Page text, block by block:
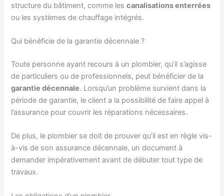
structure du bâtiment, comme lescanalisations enterrées
ou les systèmes de chauffage intégrés.
Qui bénéficie de la garantie décennale ?
Toute personne ayant recours à un plombier, qu’il s’agisse
de particuliers ou de professionnels, peut bénéficier de la
garantie décennale. Lorsqu’un problème survient dans la
période de garantie, le client a la possibilité de faire appel à
l’assurance pour couvrir les réparations nécessaires.
De plus, le plombier se doit de prouver qu’il est en règle vis-
à-vis de son assurance décennale, un document à
demander impérativement avant de débuter tout type de
travaux.